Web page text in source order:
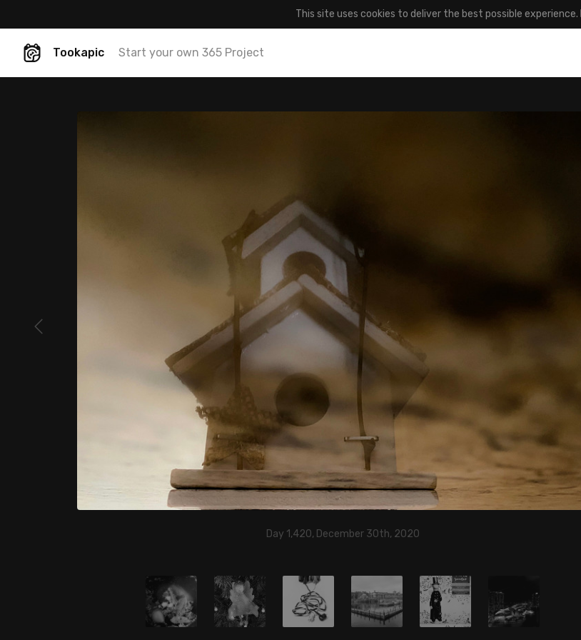
This site uses cookies to deliver the best possible experience.
Tookapic Start your own 365 Project
Day 1,420, December 30th, 2020